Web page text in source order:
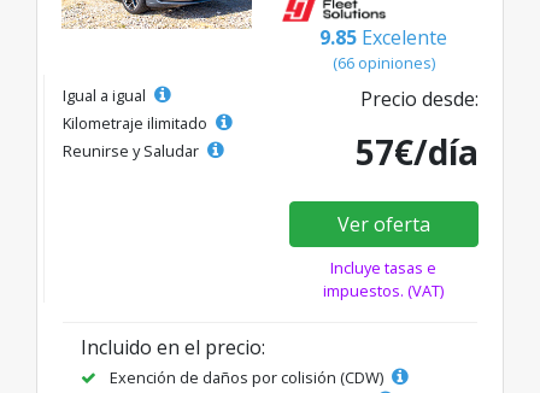
9.85 Excelente
(66 opiniones)
Igual a igual
Kilometraje ilimitado
Reunirse y Saludar
Precio desde:
57€/día
Ver oferta
Incluye tasas e
impuestos. (VAT)
Incluido en el precio:
Exención de daños por colisión (CDW)